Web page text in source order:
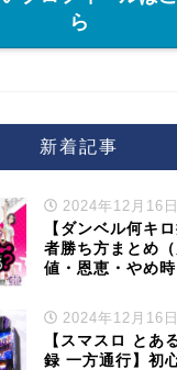
ら
新着記事
2024年12月16日
【ダンベル何キ
者勝ち方まとめ
値・恩恵・やめ時
2024年12月16日
【スマスロ とあ
録 一方通行】初